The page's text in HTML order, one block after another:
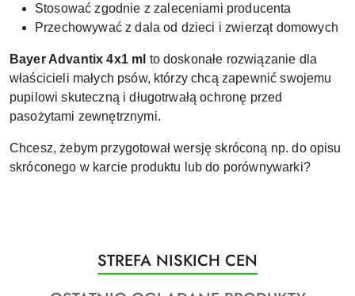
Stosować zgodnie z zaleceniami producenta
Przechowywać z dala od dzieci i zwierząt domowych
Bayer Advantix 4x1 ml to doskonałe rozwiązanie dla
właścicieli małych psów, którzy chcą zapewnić swojemu
pupilowi skuteczną i długotrwałą ochronę przed
pasożytami zewnętrznymi.
Chcesz, żebym przygotował wersję skróconą np. do opisu
skróconego w karcie produktu lub do porównywarki?
Pomiń karuzelę produktów
Produkty
o
STREFA NISKICH CEN